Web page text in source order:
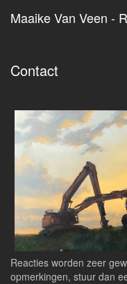
Maaike Van Veen -
Contact
Reacties worden zeer
opmerkingen, stuur dan